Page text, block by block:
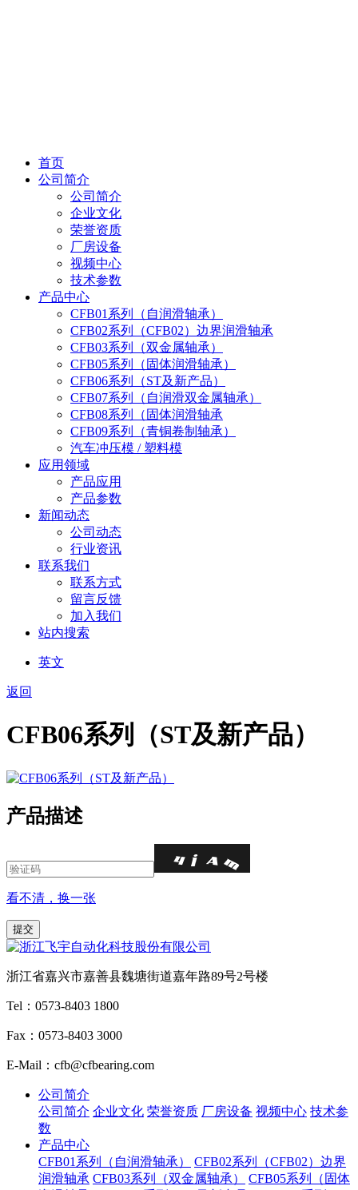
首页
公司简介
公司简介
企业文化
荣誉资质
厂房设备
视频中心
技术参数
产品中心
CFB01系列（自润滑轴承）
CFB02系列（CFB02）边界润滑轴承
CFB03系列（双金属轴承）
CFB05系列（固体润滑轴承）
CFB06系列（ST及新产品）
CFB07系列（自润滑双金属轴承）
CFB08系列（固体润滑轴承
CFB09系列（青铜卷制轴承）
汽车冲压模 / 塑料模
应用领域
产品应用
产品参数
新闻动态
公司动态
行业资讯
联系我们
联系方式
留言反馈
加入我们
站内搜索
英文
返回
CFB06系列（ST及新产品）
产品描述
看不清，换一张
浙江省嘉兴市嘉善县魏塘街道嘉年路89号2号楼
Tel：0573-8403 1800
Fax：0573-8403 3000
E-Mail：cfb@cfbearing.com
公司简介
公司简介 企业文化 荣誉资质 厂房设备 视频中心 技术参
数
产品中心
CFB01系列（自润滑轴承）
CFB02系列（CFB02）边界
润滑轴承 CFB03系列（双金属轴承）
CFB05系列（固体